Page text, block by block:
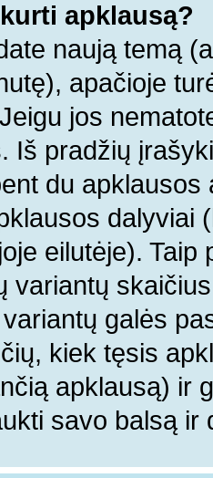
apklausą?
naują temą
apačioje
jos
Iš pradžių
du
dalyviai
eilutėje).
variantų
galės
kiek tęsis
apklausą) ir
savo balsą ir